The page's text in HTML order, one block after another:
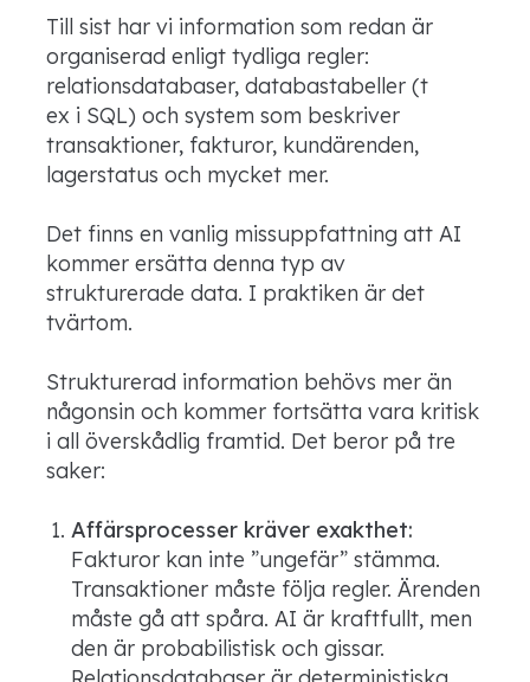
Till sist har vi information som redan är
organiserad enligt tydliga regler:
relationsdatabaser, databastabeller (t
ex i SQL) och system som beskriver
transaktioner, fakturor, kundärenden,
lagerstatus och mycket mer.
Det finns en vanlig missuppfattning att AI
kommer ersätta denna typ av
strukturerade data. I praktiken är det
tvärtom.
Strukturerad information behövs mer än
någonsin och kommer fortsätta vara kritisk
i all överskådlig framtid. Det beror på tre
saker:
Affärsprocesser kräver exakthet:
Fakturor kan inte ”ungefär” stämma.
Transaktioner måste följa regler. Ärenden
måste gå att spåra. AI är kraftfullt, men
den är probabilistisk och gissar.